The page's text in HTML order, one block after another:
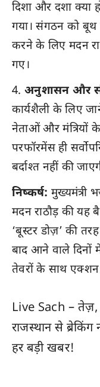
दिशा और दशा क्या
गया। संगठन को
करने के लिए मदन
गए।
अनुशासन और
कार्यशैली के लिए
नेताओं और मंत्रियों
परफॉरमेंस ही
बर्दाश्त नहीं की
निष्कर्ष: मुख्यमंत्री
मदन राठौड़ की यह
‘बूस्टर डोज़’ की
बाद आने वाले दिनों
तेवरों के साथ
Live Sach – तेज़,
राजस्थानसे
हर बड़ी खबर!